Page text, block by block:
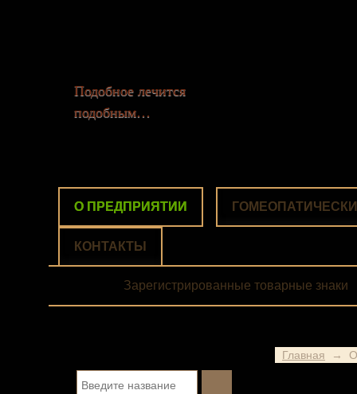
Подобное лечится
подобным…
О ПРЕДПРИЯТИИ
О ПРЕДПРИЯТИИ
КОНТАКТЫ
Зарегистрированные товарные знаки
Главная → О